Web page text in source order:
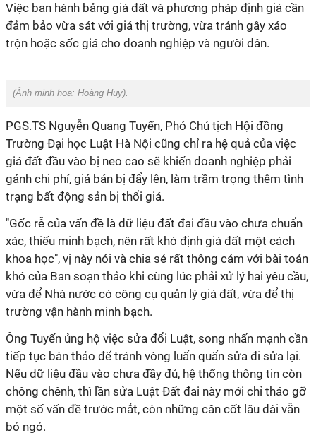
Việc ban hành bảng giá đất và phương pháp định giá cần
đảm bảo vừa sát với giá thị trường, vừa tránh gây xáo
trộn hoặc sốc giá cho doanh nghiệp và người dân.
(Ảnh minh hoạ: Hoàng Huy).
PGS.TS Nguyễn Quang Tuyến, Phó Chủ tịch Hội đồng
Trường Đại học Luật Hà Nội cũng chỉ ra hệ quả của việc
giá đất đầu vào bị neo cao sẽ khiến doanh nghiệp phải
gánh chi phí, giá bán bị đẩy lên, làm trầm trọng thêm tình
trạng bất động sản bị thổi giá.
"Gốc rễ của vấn đề là dữ liệu đất đai đầu vào chưa chuẩn
xác, thiếu minh bạch, nên rất khó định giá đất một cách
khoa học", vị này nói và chia sẻ rất thông cảm với bài toán
khó của Ban soạn thảo khi cùng lúc phải xử lý hai yêu cầu,
vừa để Nhà nước có công cụ quản lý giá đất, vừa để thị
trường vận hành minh bạch.
Ông Tuyến ủng hộ việc sửa đổi Luật, song nhấn mạnh cần
tiếp tục bàn thảo để tránh vòng luẩn quẩn sửa đi sửa lại.
Nếu dữ liệu đầu vào chưa đầy đủ, hệ thống thông tin còn
chông chênh, thì lần sửa Luật Đất đai này mới chỉ tháo gỡ
một số vấn đề trước mắt, còn những căn cốt lâu dài vẫn
bỏ ngỏ.